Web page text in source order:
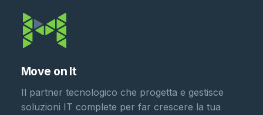
Move on It
Il partner tecnologico che progetta e gestisce
soluzioni IT complete per far crescere la tua